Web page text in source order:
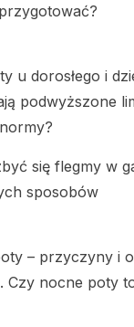
u dorosłego i
podwyższone
się flegmy w
sposobów
– przyczyny i
Czy nocne poty